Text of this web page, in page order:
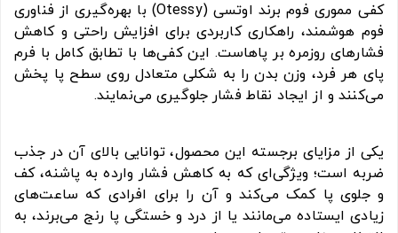
کفی مموری فوم برند اوتسی (Otessy) با بهره‌گیری از فناوری
فوم هوشمند، راهکاری کاربردی برای افزایش راحتی و کاهش
فشارهای روزمره بر پاهاست. این کفی‌ها با تطابق کامل با فرم
پای هر فرد، وزن بدن را به شکلی متعادل روی سطح پا پخش
می‌کنند و از ایجاد نقاط فشار جلوگیری می‌نمایند.
یکی از مزایای برجسته این محصول، توانایی بالای آن در جذب
ضربه است؛ ویژگی‌ای که به کاهش فشار وارده به پاشنه، کف
و جلوی پا کمک می‌کند و آن را برای افرادی که ساعت‌های
زیادی ایستاده می‌مانند یا از درد و خستگی پا رنج می‌برند، به